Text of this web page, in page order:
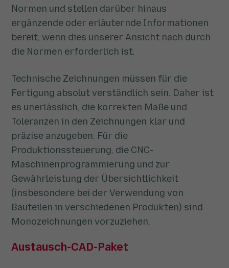
Normen und stellen darüber hinaus
ergänzende oder erläuternde Informationen
bereit, wenn dies unserer Ansicht nach durch
die Normen erforderlich ist.
Technische Zeichnungen müssen für die
Fertigung absolut verständlich sein. Daher ist
es unerlässlich, die korrekten Maße und
Toleranzen in den Zeichnungen klar und
präzise anzugeben. Für die
Produktionssteuerung, die CNC-
Maschinenprogrammierung und zur
Gewährleistung der Übersichtlichkeit
(insbesondere bei der Verwendung von
Bauteilen in verschiedenen Produkten) sind
Monozeichnungen vorzuziehen.
Austausch-CAD-Paket